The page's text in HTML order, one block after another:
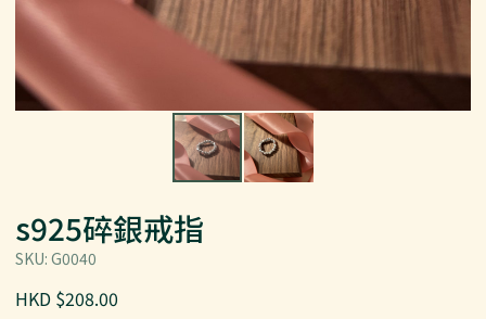
s925碎銀戒指
SKU: G0040
HKD $208.00